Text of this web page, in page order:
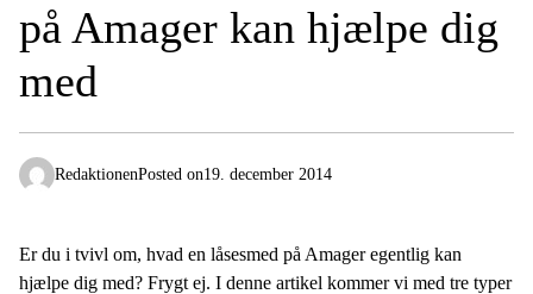
på Amager kan hjælpe dig
med
RedaktionenPosted on19. december 2014
Er du i tvivl om, hvad en låsesmed på Amager egentlig kan
hjælpe dig med? Frygt ej. I denne artikel kommer vi med tre typer